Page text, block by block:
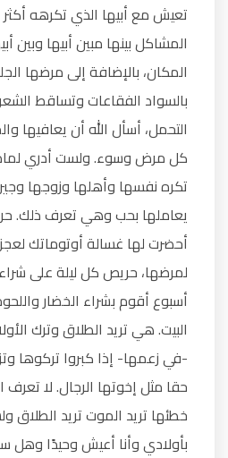
تعيش مع أبيها الذي تكرهه
المشاكل بينها مبين أبيها وبين
المكان، بالإضافة إلى مرضها
بالسواد الفقاعات وتساقط
التحمل، أسأل الله أن يعافيها
كل مرض وسوء. ولست أدري
تكره نفسها وأهلها وزوجها
يعاملها بحب وهي تعرف ذلك.
أحضرت لها غسالة أوتوماتك
لمرضها، حريص كل ليلة على
أسبوع أقوم بشراء الخضار
البيت. هي تريد الطلاق وترك
-في زعمها- إذا كبروا تركوها
حقا مثل إخوتها الرجال. لا تعرف
خطئها تريد الموت تريد الطلاق
بأولادي وأنا أعيش وحيدًا وهل